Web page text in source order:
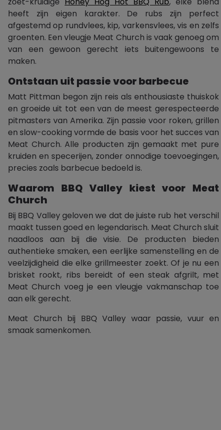
heeft zijn eigen karakter. De rubs zijn perfect
afgestemd op rundvlees, kip, varkensvlees, vis en zelfs
groenten. Een vleugje Meat Church is vaak genoeg om
van een gewoon gerecht iets buitengewoons te
maken.
Ontstaan uit passie voor barbecue
Matt Pittman begon zijn reis als enthousiaste thuiskok
en groeide uit tot een van de meest gerespecteerde
pitmasters van Amerika. Zijn passie voor roken, grillen
en slow-cooking vormde de basis voor het succes van
Meat Church. Alle producten zijn gemaakt met pure
kruiden en specerijen, zonder onnodige toevoegingen,
precies zoals barbecue bedoeld is.
Waarom BBQ Valley kiest voor Meat
Church
Bij BBQ Valley geloven we dat de juiste rub het verschil
maakt tussen goed en legendarisch. Meat Church sluit
naadloos aan bij die visie. De producten bieden
authentieke smaken, een eerlijke samenstelling en de
veelzijdigheid die elke grillmeester zoekt. Of je nu een
brisket rookt, ribs bereidt of een steak afgrilt, met
Meat Church voeg je een vleugje vakmanschap toe
aan elk gerecht.
Meat Church bij BBQ Valley waar passie, vuur en
smaak samenkomen.